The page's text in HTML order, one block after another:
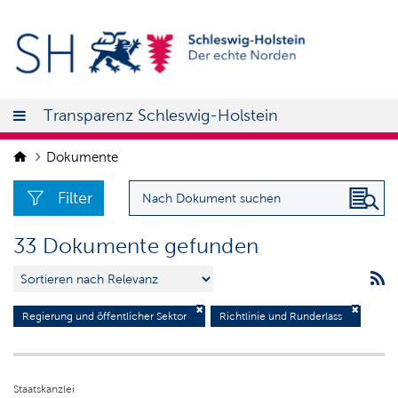
Transparenz Schleswig-Holstein
Dokumente
Filter
33 Dokumente gefunden
Regierung und öffentlicher Sektor Richtlinie und Runderlass
Staatskanzlei